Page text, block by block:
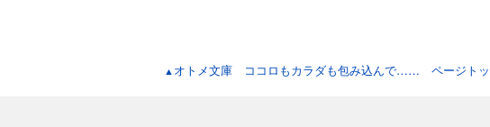
▲ オトメ文庫 ココロもカラダも包み込んで…… ページト